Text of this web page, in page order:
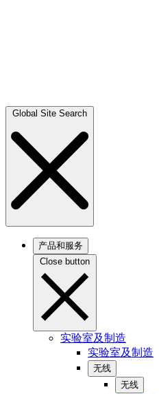
Global Site Search
产品和服务
Close button
实验室及制造
实验室及制造
无线
无线